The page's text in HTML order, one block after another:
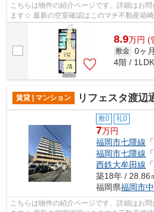
こちらは物件の紹介ページです、詳細はお
ます☆ 最新の空室確認はこのマチ不動産箱
す！迅速に対応致します！！！！！♪
8.9万円 (
敷金 0ヶ月
4階 /
賃貸 | マンション リフェスタ渡辺
敷0 礼0
7万円
福岡市七隈線 「
福岡市七隈線 「
西鉄大牟田線 「
築18年 / 28.86
福岡県福岡市
こちらは物件の紹介ページです、詳細はお